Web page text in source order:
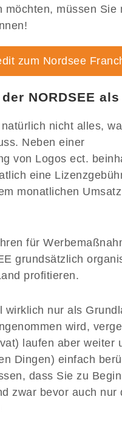
müssen Sie
zum Nordsee
NORDSEE
nicht alles,
Neben einer
von Logos ect.
eine
monatlichen
für
grundsätzlich
profitieren.
nur als
wird,
laufen aber weiter
Dingen) einfach
dass Sie zu
zwar bevor auch nur